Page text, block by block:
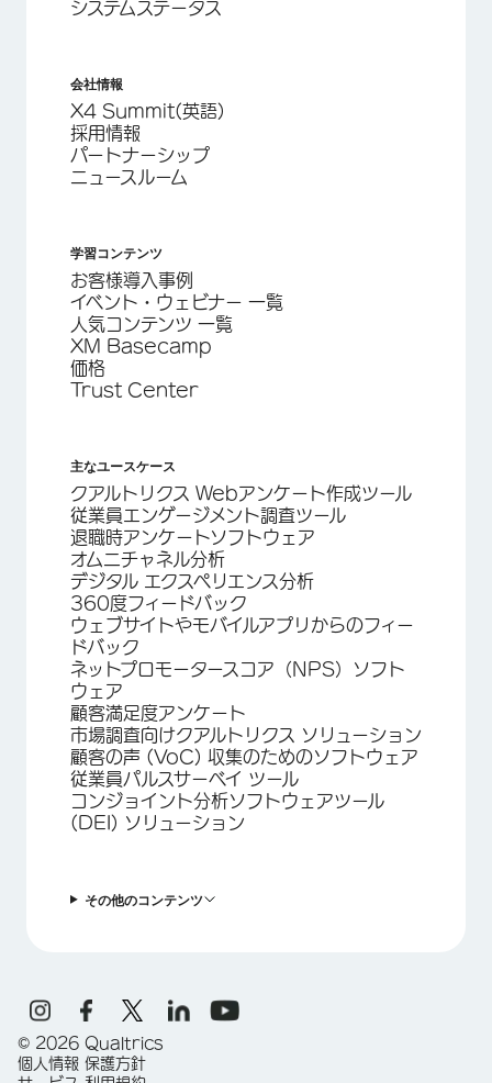
システムステータス
会社情報
X4 Summit(英語)
採用情報
パートナーシップ
ニュースルーム
学習コンテンツ
お客様導入事例
イベント・ウェビナー 一覧
人気コンテンツ 一覧
XM Basecamp
価格
Trust Center
主なユースケース
クアルトリクス Webアンケート作成ツール
従業員エンゲージメント調査ツール
退職時アンケートソフトウェア
オムニチャネル分析
デジタル エクスペリエンス分析
360度フィードバック
ウェブサイトやモバイルアプリからのフィー
ドバック
ネットプロモータースコア（NPS）ソフト
ウェア
顧客満足度アンケート
市場調査向けクアルトリクス ソリューション
顧客の声 (VoC) 収集のためのソフトウェア
従業員パルスサーベイ ツール
コンジョイント分析ソフトウェアツール
(DEI) ソリューション
その他のコンテンツ
© 2026 Qualtrics
個人情報 保護方針